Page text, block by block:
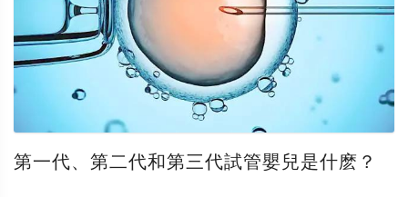
第一代、第二代和第三代試管嬰兒是什麽？